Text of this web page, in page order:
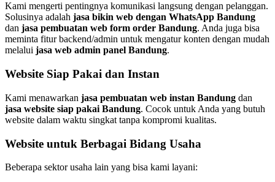
Kami mengerti pentingnya komunikasi langsung dengan pelanggan.
Solusinya adalah jasa bikin web dengan WhatsApp Bandung
dan jasa pembuatan web form order Bandung. Anda juga bisa
meminta fitur backend/admin untuk mengatur konten dengan mudah
melalui jasa web admin panel Bandung.
Website Siap Pakai dan Instan
Kami menawarkan jasa pembuatan web instan Bandung dan
jasa website siap pakai Bandung. Cocok untuk Anda yang butuh
website dalam waktu singkat tanpa kompromi kualitas.
Website untuk Berbagai Bidang Usaha
Beberapa sektor usaha lain yang bisa kami layani: